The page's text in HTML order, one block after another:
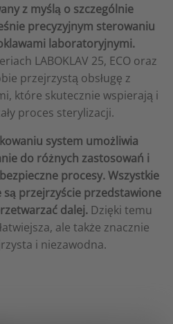
z myślą o szczególnie
precyzyjnym sterowaniu
laboratoryjnymi.
LABOKLAV 25, ECO oraz
przejrzystą obsługę z
które skutecznie wspierają i
proces sterylizacji.
system umożliwia
do różnych zastosowań i
procesy. Wszystkie
przejrzyście przedstawione
dalej.Dzięki temu
ale także znacznie
i niezawodna.